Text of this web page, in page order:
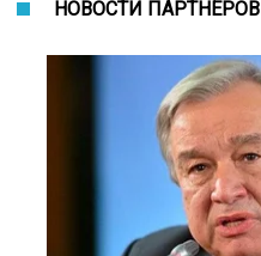
НОВОСТИ ПАРТНЕРОВ